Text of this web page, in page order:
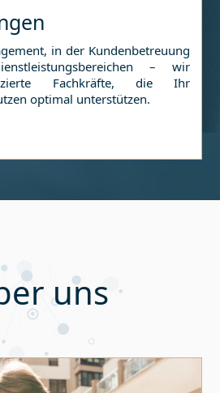
in der Kundenbetreuung
– wir
Fachkräfte, die Ihr
optimal unterstützen.
uns